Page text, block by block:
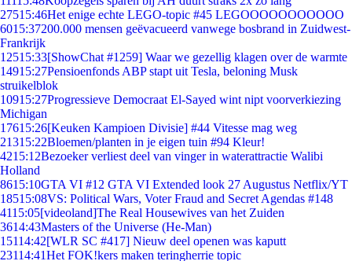
27515:46Het enige echte LEGO-topic #45 LEGOOOOOOOOOOO
6015:37200.000 mensen geëvacueerd vanwege bosbrand in Zuidwest-
Frankrijk
12515:33[ShowChat #1259] Waar we gezellig klagen over de warmte
14915:27Pensioenfonds ABP stapt uit Tesla, beloning Musk
struikelblok
10915:27Progressieve Democraat El-Sayed wint nipt voorverkiezing
Michigan
17615:26[Keuken Kampioen Divisie] #44 Vitesse mag weg
21315:22Bloemen/planten in je eigen tuin #94 Kleur!
4215:12Bezoeker verliest deel van vinger in waterattractie Walibi
Holland
8615:10GTA VI #12 GTA VI Extended look 27 Augustus Netflix/YT
18515:08VS: Political Wars, Voter Fraud and Secret Agendas #148
4115:05[videoland]The Real Housewives van het Zuiden
3614:43Masters of the Universe (He-Man)
15114:42[WLR SC #417] Nieuw deel openen was kaputt
23114:41Het FOK!kers maken teringherrie topic